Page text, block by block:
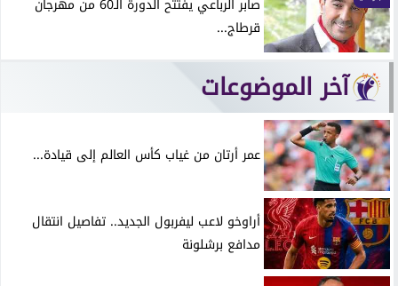
صابر الرباعي يفتتح الدورة الـ60 من مهرجان
قرطاج...
آخر الموضوعات
عمر أرتان من غياب كأس العالم إلى قيادة...
أراوخو لاعب ليفربول الجديد.. تفاصيل انتقال
مدافع برشلونة